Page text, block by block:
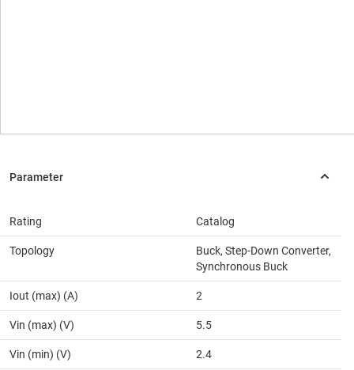
Rating Catalog
Topology
Buck, Step-Down Converter,
Synchronous Buck
Iout (max) (A) 2
Vin (max) (V) 5.5
Vin (min) (V) 2.4